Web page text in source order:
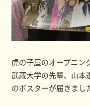
虎の子屋のオープニン
武蔵大学の先輩、山本
のポスターが届きまし